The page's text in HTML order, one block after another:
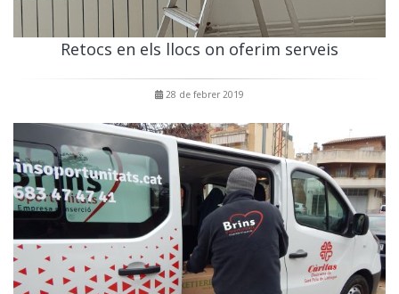
Retocs en els llocs on oferim serveis
28 de febrer 2019